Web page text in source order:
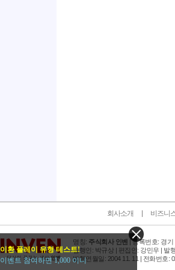
회사소개 비즈니
명칭: 주식회사 인벤 | 등록번호: 경기
발행인: 박규상 | 편집인: 강민우 | 발
발행연월일: 2004 11. 11 |
전화번호:
이환 플레이 유형 테스트!
이벤트 참여하면 1,000 이니